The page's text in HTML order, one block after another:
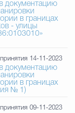
документацию
в границах
- улицы
14-11-2023
документацию
в границах
№ 1)
09-11-2023